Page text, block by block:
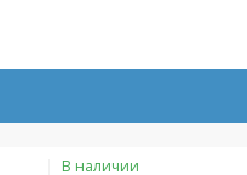
В наличии